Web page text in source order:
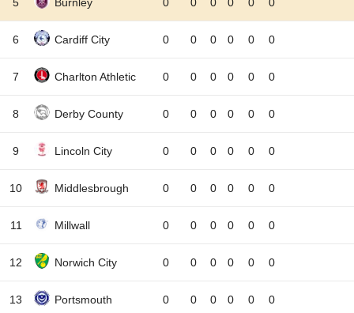
6 Cardiff City 0 0 0 0 0 0
7 Charlton Athletic 0 0 0 0 0 0
8 Derby County 0 0 0 0 0 0
9 Lincoln City 0 0 0 0 0 0
10 Middlesbrough 0 0 0 0 0 0
11 Millwall 0 0 0 0 0 0
12 Norwich City 0 0 0 0 0 0
13 Portsmouth 0 0 0 0 0 0